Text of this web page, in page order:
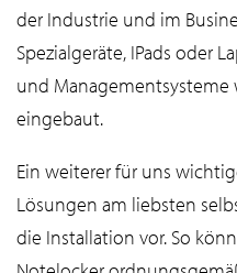
der Industrie und im
Spezialgeräte, IPads oder
und
eingebaut.
Ein weiterer für uns
Lösungen am liebsten
die Installation vor. So